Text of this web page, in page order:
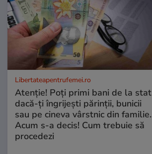
Libertateapentrufemei.ro
Atenție! Poți primi bani de la stat
dacă-ți îngrijești părinții, bunicii
sau pe cineva vârstnic din familie.
Acum s-a decis! Cum trebuie să
procedezi